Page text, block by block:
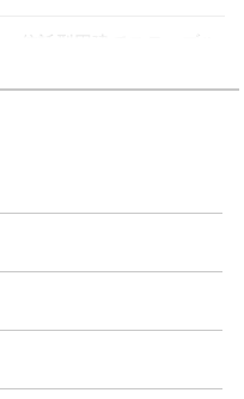
信託型円建てステーブル